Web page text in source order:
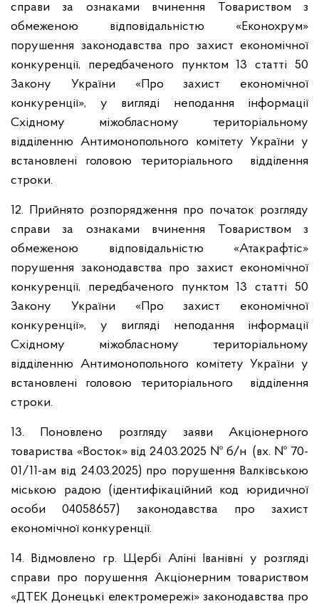
справи за ознаками вчинення Товариством з
обмеженою відповідальністю «Еконохрум»
порушення законодавства про захист економічної
конкуренції, передбаченого пунктом 13 статті 50
Закону України «Про захист економічної
конкуренції», у вигляді неподання інформації
Східному міжобласному територіальному
відділенню Антимонопольного комітету України у
встановлені головою територіального відділення
строки.
12. Прийнято розпорядження про початок розгляду
справи за ознаками вчинення Товариством з
обмеженою відповідальністю «Атакрафтіс»
порушення законодавства про захист економічної
конкуренції, передбаченого пунктом 13 статті 50
Закону України «Про захист економічної
конкуренції», у вигляді неподання інформації
Східному міжобласному територіальному
відділенню Антимонопольного комітету України у
встановлені головою територіального відділення
строки.
13. Поновлено розгляду заяви Акціонерного
товариства «Восток» від 24.03.2025 № б/н (вх. № 70-
01/11-ам від 24.03.2025) про порушення Валківською
міською радою (ідентифікаційний код юридичної
особи 04058657) законодавства про захист
економічної конкуренції.
14. Відмовлено гр. Щербі Аліні Іванівні у розгляді
справи про порушення Акціонерним товариством
«ДТЕК Донецькі електромережі» законодавства про